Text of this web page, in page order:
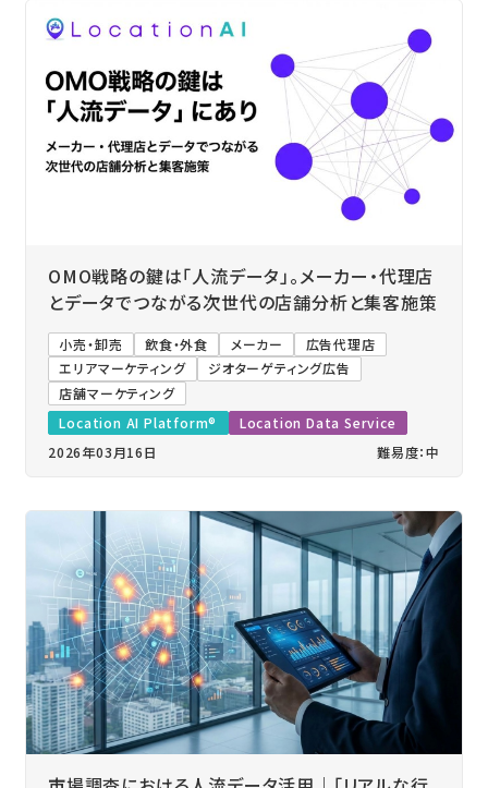
OMO戦略の鍵は「人流データ」。メーカー・代理店
とデータでつながる次世代の店舗分析と集客施策
小売・卸売 飲食・外食 メーカー
広告代理店
エリアマーケティング
ジオターゲティング広告
店舗マーケティング
Location AI Platform®
Location Data Service
2026年03月16日
難易度：中